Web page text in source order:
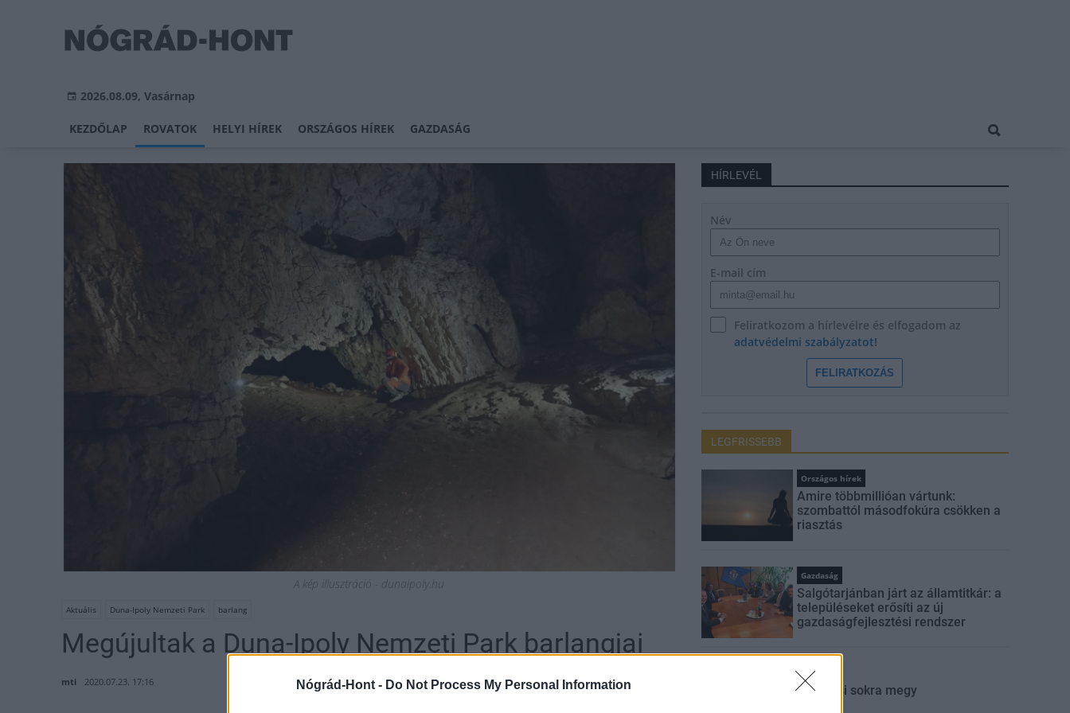
Nógrád-Hont - Do Not Process My Personal Information
2026.08.09, Vasárnap
KEZDŐLAP ROVATOK HELYI HÍREK ORSZÁGOS HÍREK GAZDASÁG
A kép illusztráció - dunaipoly.hu
Aktuális Duna-Ipoly Nemzeti Park barlang
Megújultak a Duna-Ipoly Nemzeti Park barlangjai
mti 2020.07.23. 17:16
HÍRLEVÉL
Név
E-mail cím
Feliratkozom a hírlevélre és elfogadom az
adatvédelmi szabályzatot!
FELIRATKOZÁS
LEGFRISSEBB
Országos hírek
Amire többmillióan vártunk:
szombattól másodfokúra csökken a
riasztás
Gazdaság
Salgótarjánban járt az államtitkár: a
településeket erősíti az új
gazdaságfejlesztési rendszer
Aktuális
Sok kicsi sokra megy